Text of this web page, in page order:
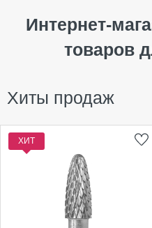
Интернет-
товаров
Хиты продаж
ХИТ